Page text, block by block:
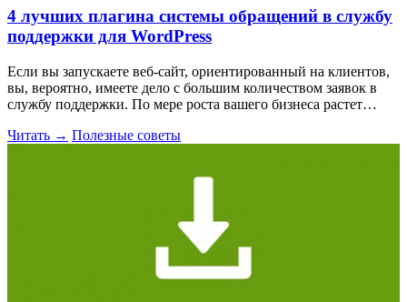
4 лучших плагина системы обращений в службу
поддержки для WordPress
Если вы запускаете веб-сайт, ориентированный на клиентов,
вы, вероятно, имеете дело с большим количеством заявок в
службу поддержки. По мере роста вашего бизнеса растет…
Читать → Полезные советы